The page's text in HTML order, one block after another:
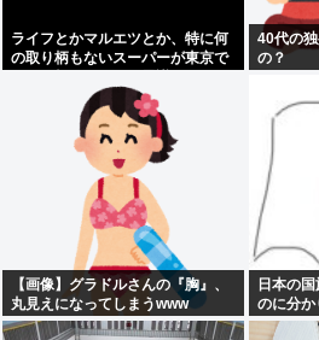
ライフとかマルエツとか、特に何
の取り柄もないスーパーが東京で
普通OK行くだろ
40代の
の？
【画像】グラドルさんの『胸』、
丸見えになってしまうwww
日本の
のに分か
よな